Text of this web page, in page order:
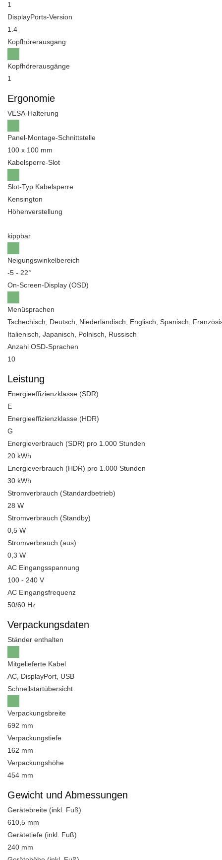
1
DisplayPorts-Version
1.4
Kopfhörerausgang
Kopfhörerausgänge
1
Ergonomie
VESA-Halterung
Panel-Montage-Schnittstelle
100 x 100 mm
Kabelsperre-Slot
Slot-Typ Kabelsperre
Kensington
Höhenverstellung
kippbar
Neigungswinkelbereich
-5 - 22°
On-Screen-Display (OSD)
Menüsprachen
Tschechisch, Deutsch, Niederländisch, Englisch, Spanisch,
Italienisch, Japanisch, Polnisch, Russisch
Anzahl OSD-Sprachen
10
Leistung
Energieeffizienzklasse (SDR)
E
Energieeffizienzklasse (HDR)
G
Energieverbrauch (SDR) pro 1.000 Stunden
20 kWh
Energieverbrauch (HDR) pro 1.000 Stunden
30 kWh
Stromverbrauch (Standardbetrieb)
28 W
Stromverbrauch (Standby)
0,5 W
Stromverbrauch (aus)
0,3 W
AC Eingangsspannung
100 - 240 V
AC Eingangsfrequenz
50/60 Hz
Verpackungsdaten
Ständer enthalten
Mitgelieferte Kabel
AC, DisplayPort, USB
Schnellstartübersicht
Verpackungsbreite
692 mm
Verpackungstiefe
162 mm
Verpackungshöhe
454 mm
Gewicht und Abmessungen
Gerätebreite (inkl. Fuß)
610,5 mm
Gerätetiefe (inkl. Fuß)
240 mm